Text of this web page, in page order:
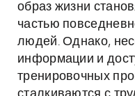
образ жизни
частью
людей. Однако,
информации и
тренировочных